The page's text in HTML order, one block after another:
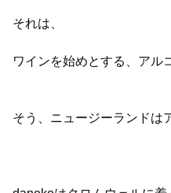
それは、
ワインを始めとする、アル
そう、ニュージーランドは